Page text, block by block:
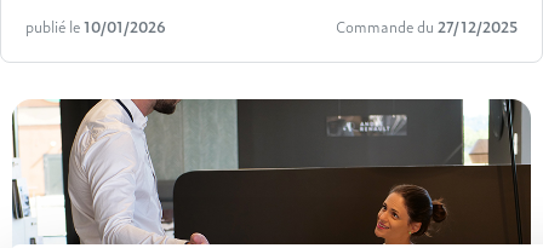
publié le10/01/2026 Commande du 27/12/2025